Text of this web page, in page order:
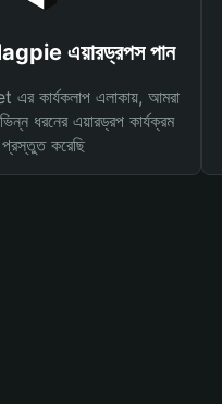
এয়ারড্রপস পান
কার্যকলাপ এলাকায়, আমরা
ধরনের এয়ারড্রপ কার্যক্রম
প্রস্তুত করেছি